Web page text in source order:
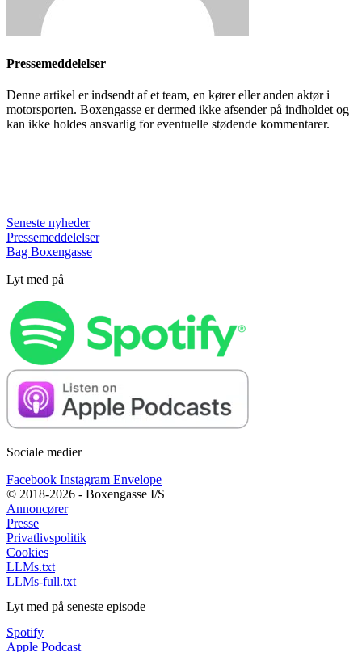
Pressemeddelelser
Denne artikel er indsendt af et team, en kører eller anden aktør i
motorsporten. Boxengasse er dermed ikke afsender på indholdet og
kan ikke holdes ansvarlig for eventuelle stødende kommentarer.
Seneste nyheder
Pressemeddelelser
Bag Boxengasse
Lyt med på
Sociale medier
Facebook Instagram Envelope
© 2018-2026 - Boxengasse I/S
Annoncører
Presse
Privatlivspolitik
Cookies
LLMs.txt
LLMs-full.txt
Lyt med på seneste episode
Spotify
Apple Podcast